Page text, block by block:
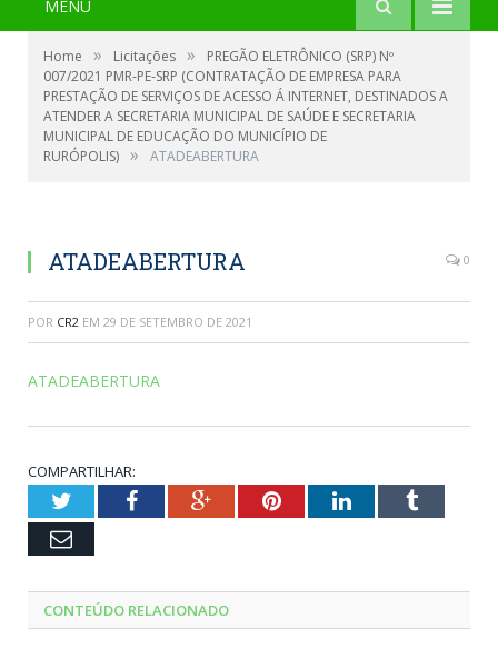
MENU
Home » Licitações »
PREGÃO ELETRÔNICO (SRP) Nº
007/2021 PMR-PE-SRP (CONTRATAÇÃO DE EMPRESA PARA
PRESTAÇÃO DE SERVIÇOS DE ACESSO Á INTERNET, DESTINADOS A
ATENDER A SECRETARIA MUNICIPAL DE SAÚDE E SECRETARIA
MUNICIPAL DE EDUCAÇÃO DO MUNICÍPIO DE
RURÓPOLIS) » ATADEABERTURA
ATADEABERTURA 0
POR CR2 EM 29 DE SETEMBRO DE 2021
ATADEABERTURA
COMPARTILHAR:
TwitterFacebookGoogle+PinterestLinkedInTumblr
Email
CONTEÚDO RELACIONADO